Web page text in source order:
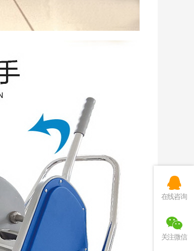
在线咨询
关注微信